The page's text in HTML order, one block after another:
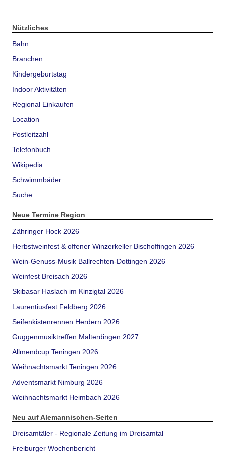
Nützliches
Bahn
Branchen
Kindergeburtstag
Indoor Aktivitäten
Regional Einkaufen
Location
Postleitzahl
Telefonbuch
Wikipedia
Schwimmbäder
Suche
Neue Termine Region
Zähringer Hock 2026
Herbstweinfest & offener Winzerkeller Bischoffingen 2026
Wein-Genuss-Musik Ballrechten-Dottingen 2026
Weinfest Breisach 2026
Skibasar Haslach im Kinzigtal 2026
Laurentiusfest Feldberg 2026
Seifenkistenrennen Herdern 2026
Guggenmusiktreffen Malterdingen 2027
Allmendcup Teningen 2026
Weihnachtsmarkt Teningen 2026
Adventsmarkt Nimburg 2026
Weihnachtsmarkt Heimbach 2026
Neu auf Alemannischen-Seiten
Dreisamtäler - Regionale Zeitung im Dreisamtal
Freiburger Wochenbericht